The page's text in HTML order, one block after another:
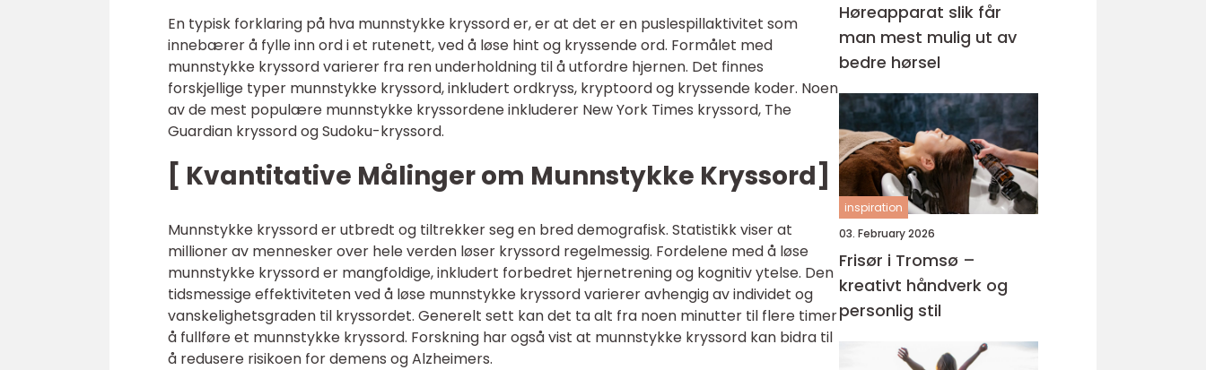
En typisk forklaring på hva munnstykke kryssord er, er at det er en puslespillaktivitet som
innebærer å fylle inn ord i et rutenett, ved å løse hint og kryssende ord. Formålet med
munnstykke kryssord varierer fra ren underholdning til å utfordre hjernen. Det finnes
forskjellige typer munnstykke kryssord, inkludert ordkryss, kryptoord og kryssende koder. Noen
av de mest populære munnstykke kryssordene inkluderer New York Times kryssord, The
Guardian kryssord og Sudoku-kryssord.
[ Kvantitative Målinger om Munnstykke Kryssord]
Munnstykke kryssord er utbredt og tiltrekker seg en bred demografisk. Statistikk viser at
millioner av mennesker over hele verden løser kryssord regelmessig. Fordelene med å løse
munnstykke kryssord er mangfoldige, inkludert forbedret hjernetrening og kognitiv ytelse. Den
tidsmessige effektiviteten ved å løse munnstykke kryssord varierer avhengig av individet og
vanskelighetsgraden til kryssordet. Generelt sett kan det ta alt fra noen minutter til flere timer
å fullføre et munnstykke kryssord. Forskning har også vist at munnstykke kryssord kan bidra til
å redusere risikoen for demens og Alzheimers.
Høreapparat slik får
man mest mulig ut av
bedre hørsel
inspiration
03. February 2026
Frisør i Tromsø –
kreativt håndverk og
personlig stil